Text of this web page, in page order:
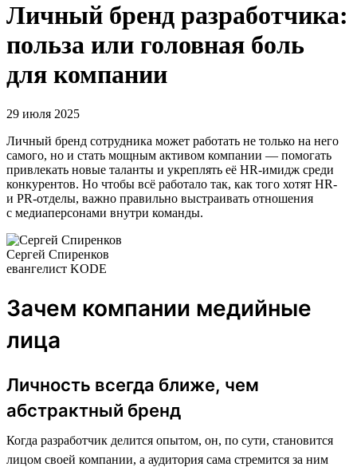
Личный бренд разработчика:
польза или головная боль
для компании
29 июля 2025
Личный бренд сотрудника может работать не только на него
самого, но и стать мощным активом компании — помогать
привлекать новые таланты и укреплять её HR-имидж среди
конкурентов. Но чтобы всё работало так, как того хотят HR-
и PR-отделы, важно правильно выстраивать отношения
с медиаперсонами внутри команды.
Сергей Спиренков
евангелист KODE
Зачем компании медийные
лица
Личность всегда ближе, чем
абстрактный бренд
Когда разработчик делится опытом, он, по сути, становится
лицом своей компании, а аудитория сама стремится за ним